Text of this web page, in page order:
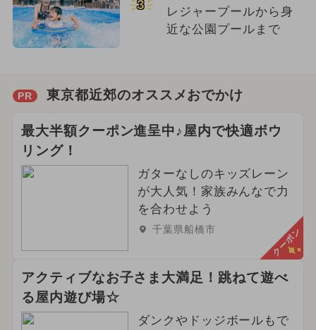
3
レジャープールから身
近な公園プールまで
PR 東京都近郊のオススメおでかけ
最大半額クーポン進呈中♪屋内で快適ボウ
リング！
ガターなしのキッズレーン
が大人気！家族みんなで力
を合わせよう
千葉県船橋市 クーポン
アクティブなお子さま大満足！跳ねて遊べ
る屋内遊び場☆
ダンクやドッジボールもで